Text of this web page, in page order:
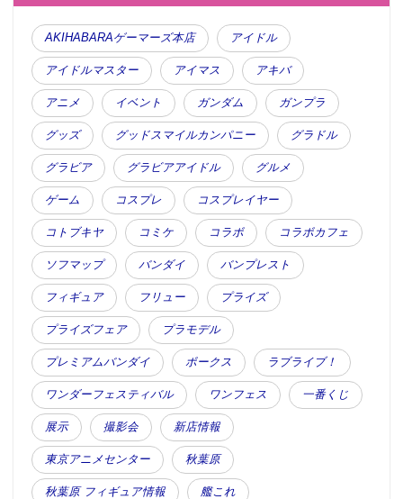
AKIHABARAゲーマーズ本店 アイドル
アイドルマスター アイマス アキバ
アニメ イベント ガンダム ガンプラ
グッズ グッドスマイルカンパニー グラドル
グラビア グラビアアイドル グルメ
ゲーム コスプレ コスプレイヤー
コトブキヤ コミケ コラボ コラボカフェ
ソフマップ バンダイ バンプレスト
フィギュア フリュー プライズ
プライズフェア プラモデル
プレミアムバンダイ ボークス ラブライブ！
ワンダーフェスティバル ワンフェス 一番くじ
展示 撮影会 新店情報
東京アニメセンター 秋葉原
秋葉原 フィギュア情報 艦これ